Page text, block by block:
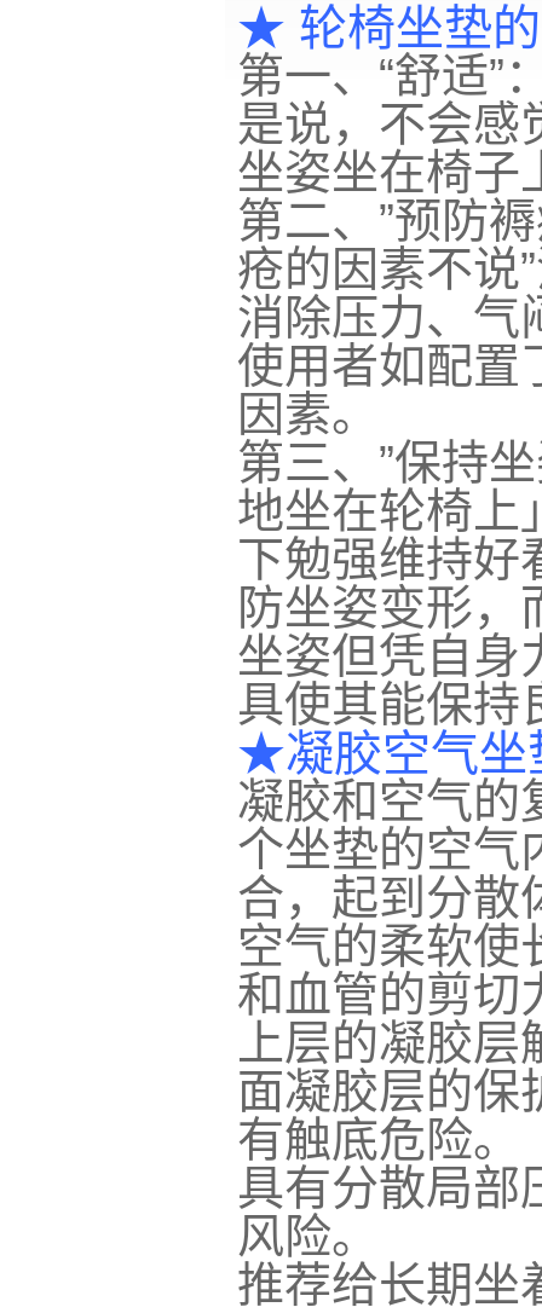
★ 轮椅坐垫
第一、“舒适”
是说，不会感
坐姿坐在椅子
第二、”预防
疮的因素不说
消除压力、气
使用者如配置
因素。
第三、”保持
地坐在轮椅上
下勉强维持好
防坐姿变形
坐姿但凭自身
具使其能保持
★凝胶空气坐
凝胶和空气的
个坐垫的空气
合，起到分散
空气的柔软使
和血管的剪切
上层的凝胶
面凝胶层的保
有触底危险。
具有分散局部
风险。
推荐给长期坐